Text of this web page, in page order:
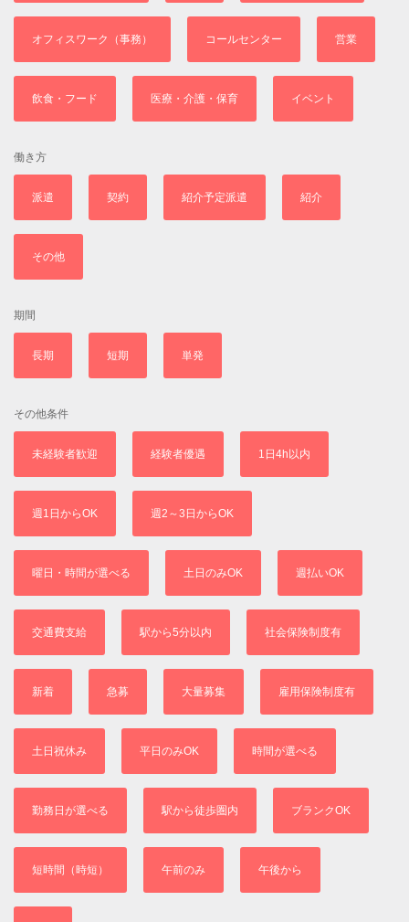
オフィスワーク（事務） コールセンター 営業
飲食・フード 医療・介護・保育 イベント
働き方
派遣 契約 紹介予定派遣 紹介
その他
期間
長期 短期 単発
その他条件
未経験者歓迎 経験者優遇 1日4h以内
週1日からOK 週2～3日からOK
曜日・時間が選べる 土日のみOK 週払いOK
交通費支給 駅から5分以内 社会保険制度有
新着 急募 大量募集 雇用保険制度有
土日祝休み 平日のみOK 時間が選べる
勤務日が選べる 駅から徒歩圏内 ブランクOK
短時間（時短） 午前のみ 午後から